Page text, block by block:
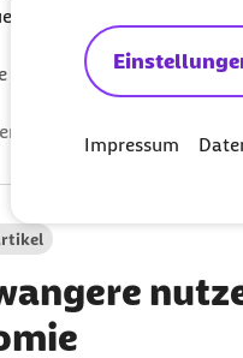
Impressum
Analyse...
Aus den Ländern
am: